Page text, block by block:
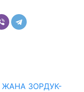
ЗОРДУК-